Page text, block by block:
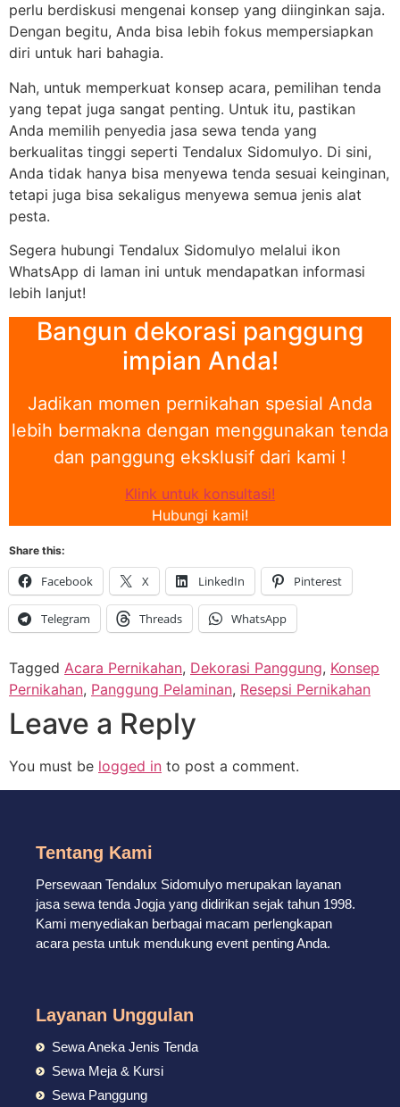
perlu berdiskusi mengenai konsep yang diinginkan saja.
Dengan begitu, Anda bisa lebih fokus mempersiapkan
diri untuk hari bahagia.
Nah, untuk memperkuat konsep acara, pemilihan tenda
yang tepat juga sangat penting. Untuk itu, pastikan
Anda memilih penyedia jasa sewa tenda yang
berkualitas tinggi seperti Tendalux Sidomulyo. Di sini,
Anda tidak hanya bisa menyewa tenda sesuai keinginan,
tetapi juga bisa sekaligus menyewa semua jenis alat
pesta.
Segera hubungi Tendalux Sidomulyo melalui ikon
WhatsApp di laman ini untuk mendapatkan informasi
lebih lanjut!
Bangun dekorasi panggung
impian Anda!
Jadikan momen pernikahan spesial Anda
lebih bermakna dengan menggunakan tenda
dan panggung eksklusif dari kami !
Klink untuk konsultasi!
Hubungi kami!
Share this:
Facebook X LinkedIn Pinterest
Telegram Threads WhatsApp
Tagged Acara Pernikahan, Dekorasi Panggung, Konsep
Pernikahan, Panggung Pelaminan, Resepsi Pernikahan
Leave a Reply
You must be logged in to post a comment.
Tentang Kami
Persewaan Tendalux Sidomulyo merupakan layanan
jasa sewa tenda Jogja yang didirikan sejak tahun 1998.
Kami menyediakan berbagai macam perlengkapan
acara pesta untuk mendukung event penting Anda.
Layanan Unggulan
Sewa Aneka Jenis Tenda
Sewa Meja & Kursi
Sewa Panggung